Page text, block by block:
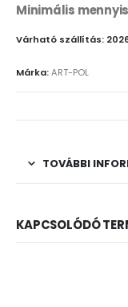
Minimális
Várható szállítás:
Márka:ART-POL
TOVÁBBI
KAPCSOLÓDÓ